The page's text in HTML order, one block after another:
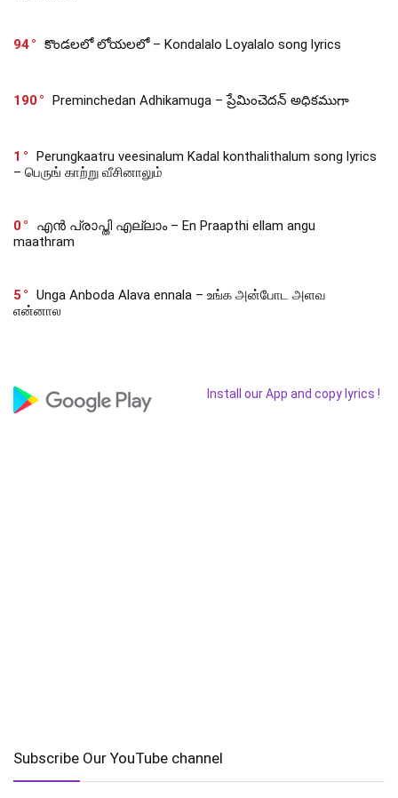
94 కొండలలో లోయలలో – Kondalalo Loyalalo song lyrics
190 Preminchedan Adhikamuga – ప్రేమించెదన్ అధికముగా
1
Perungkaatru veesinalum Kadal konthalithalum song lyrics
– பெருங் காற்று வீசினாலும்
0
എൻ പ്രാപ്തി എല്ലാം – En Praapthi ellam angu
maathram
5
Unga Anboda Alava ennala – உங்க அன்போட அளவ
என்னால
Install our App and copy lyrics !
Subscribe Our YouTube channel